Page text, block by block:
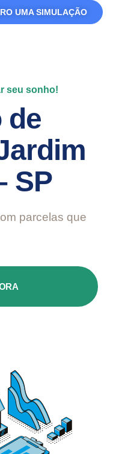
UMA SIMULAÇÃO
seu sonho!
de
SP
parcelas que